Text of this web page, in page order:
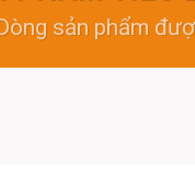
sản phẩm